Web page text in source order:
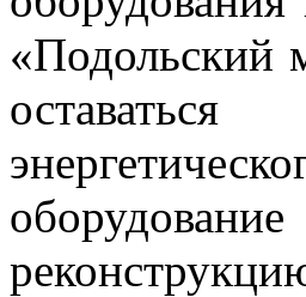
«Подольский